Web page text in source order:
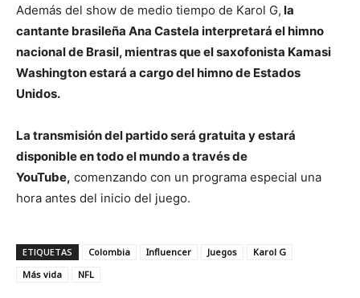
Además del show de medio tiempo de Karol G, la
cantante brasileña Ana Castela interpretará el himno
nacional de Brasil, mientras que el saxofonista Kamasi
Washington estará a cargo del himno de Estados
Unidos.
La transmisión del partido será gratuita y estará
disponible en todo el mundo a través de
YouTube, comenzando con un programa especial una
hora antes del inicio del juego.
ETIQUETAS Colombia Influencer Juegos
Karol G
Más vida
NFL